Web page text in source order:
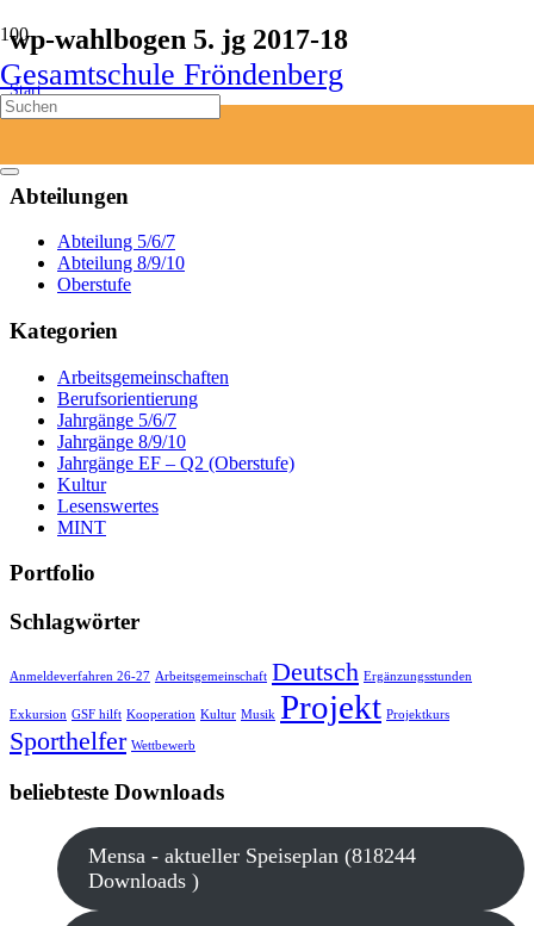
Gesamtschule Fröndenberg
wp-wahlbogen 5. jg 2017-18
Start
wp-wahlbogen 5. jg 2017-18
Abteilungen
Abteilung 5/6/7
Abteilung 8/9/10
Oberstufe
Kategorien
Arbeitsgemeinschaften
Berufsorientierung
Jahrgänge 5/6/7
Jahrgänge 8/9/10
Jahrgänge EF – Q2 (Oberstufe)
Kultur
Lesenswertes
MINT
Portfolio
Schlagwörter
Anmeldeverfahren 26-27 Arbeitsgemeinschaft Deutsch Ergänzungsstunden
Exkursion GSF hilft Kooperation Kultur Musik Projekt Projektkurs
Sporthelfer Wettbewerb
beliebteste Downloads
Mensa - aktueller Speiseplan (818244
Downloads )